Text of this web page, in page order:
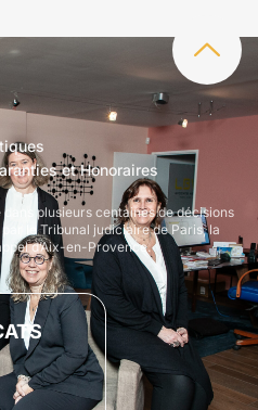
et Honoraires
plusieurs centaines de décisions
le Tribunal judiciaire de Paris, la
d’Aix-en-Provence.